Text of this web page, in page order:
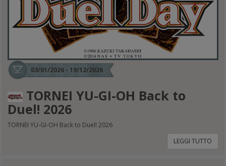
03/01/2026 - 19/12/2026
TORNEI YU-GI-OH Back to
Duel! 2026
TORNEI YU-GI-OH Back to Duel! 2026
LEGGI TUTTO